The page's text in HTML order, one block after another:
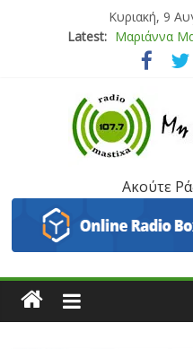
Κυριακή, 9
Latest: Μαριάννα
Τάνια
Μάνος
Ιορδάνης
Ακούτε